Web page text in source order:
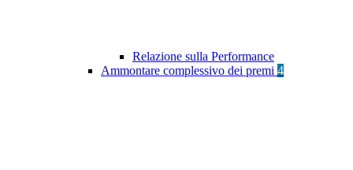
Relazione sulla Performance
Ammontare complessivo dei premi 4